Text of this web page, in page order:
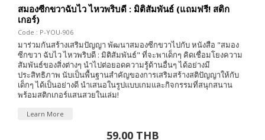
สมองซีกขวาฉับไว ไหวพริบดี : มิติสัมพันธ์ (แถมฟรี! สติก
เกอร์)
Code : P-YOU-906
มาร่วมกันสร้างเสริมปัญญา พัฒนาสมองซีกขวาไปกับ หนังสือ "สมอง
ซีกขวา ฉับไว ไหวพริบดี : มิติสัมพันธ์" ที่จะพาเด็กๆ คิดเชื่อมโยงความ
สัมพันธ์ของสิ่งต่างๆ นำไปต่อยอดความรู้ด้านอื่นๆ ได้อย่างมี
ประสิทธิภาพ นับเป็นพื้นฐานสำคัญของการเสริมสร้างสติปัญญาให้กับ
เด็กๆ ได้เป็นอย่างดี นำเสนอในรูปแบบเกมและกิจกรรมที่สนุกสนาน
พร้อมสติกเกอร์แสนสวยในเล่ม!
Learn More
59.00 THB